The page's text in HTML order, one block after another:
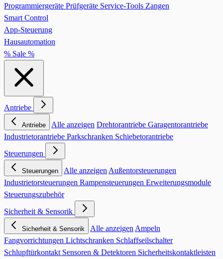
Programmiergeräte Prüfgeräte Service-Tools Zangen
Smart Control
App-Steuerung
Hausautomation
% Sale %
Antriebe
Antriebe Alle anzeigen Drehtorantriebe Garagentorantriebe
Industrietorantriebe Parkschranken Schiebetorantriebe
Steuerungen
Steuerungen Alle anzeigen Außentorsteuerungen
Industrietorsteuerungen Rampensteuerungen Erweiterungsmodule
Steuerungszubehör
Sicherheit & Sensorik
Sicherheit & Sensorik Alle anzeigen Ampeln
Fangvorrichtungen Lichtschranken Schlaffseilschalter
Schlupftürkontakt Sensoren & Detektoren Sicherheitskontaktleisten